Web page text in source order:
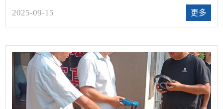
公司总部，对普奇GT系列找水仪进行了全面考察，深入
了解其性能、使用效果和技术优势。这不仅是一场产品
体验，更是一场信任与品牌价值的互动。
2025-09-15 更多